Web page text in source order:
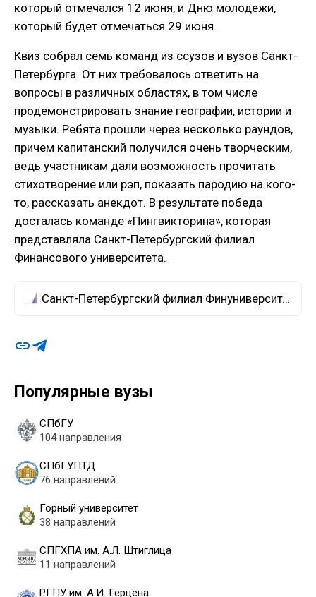
Популярные вузы
СПбГУ
104 направления
СПбГУПТД
76 направлений
Горный университет
38 направлений
СПГХПА им. А.Л. Штиглица
11 направлений
РГПУ им. А.И. Герцена
который отмечался 12 июня, и Дню молодежи,
который будет отмечаться 29 июня.
Квиз собрал семь команд из ссузов и вузов Санкт-
Петербурга. От них требовалось ответить на
вопросы в различных областях, в том числе
продемонстрировать знание географии, истории и
музыки. Ребята прошли через несколько раундов,
причем капитанский получился очень творческим,
ведь участникам дали возможность прочитать
стихотворение или рэп, показать пародию на кого-
то, рассказать анекдот. В результате победа
досталась команде «Пингвикторина», которая
представляла Санкт-Петербургский филиал
Финансового университета.
Санкт-Петербургский филиал Финуниверситета​